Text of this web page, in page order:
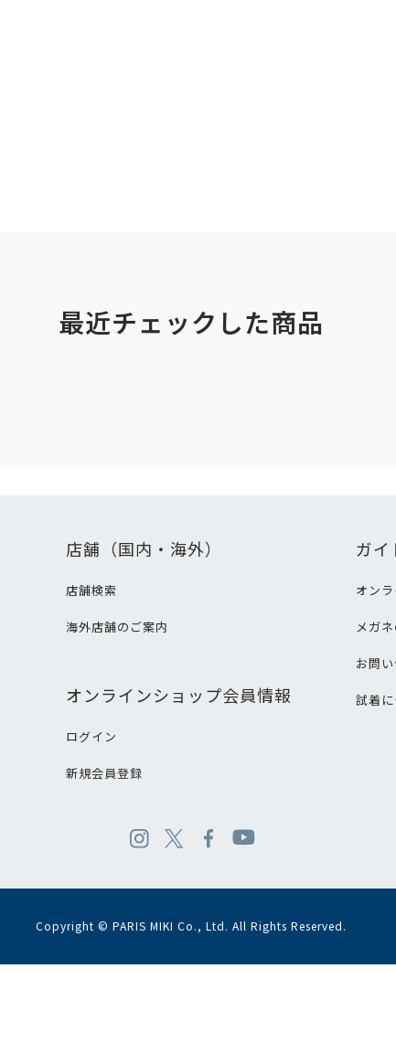
最近チェックした商品
店舗（国内・海外）
店舗検索
海外店舗のご案内
オンラインショップ会員情報
ログイン
新規会員登録
ガイ
オン
メガ
お問
試着
Copyright © PARIS MIKI Co., Ltd. All Rights Reserved.